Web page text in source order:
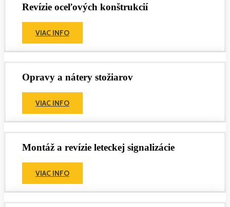
Revízie oceľových konštrukcií
VIAC INFO
Opravy a nátery stožiarov
VIAC INFO
Montáž a revízie leteckej signalizácie
VIAC INFO